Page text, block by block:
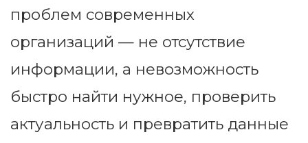
проблем современных
организаций — не отсутствие
информации, а невозможность
быстро найти нужное, проверить
актуальность и превратить данные